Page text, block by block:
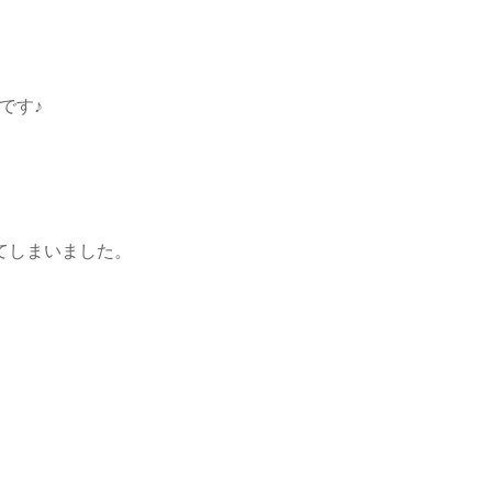
す♪
まいました。